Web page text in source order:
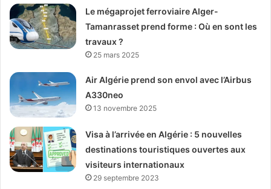
Le mégaprojet ferroviaire Alger-
Tamanrasset prend forme : Où en sont les
travaux ?
25 mars 2025
Air Algérie prend son envol avec l’Airbus
A330neo
13 novembre 2025
Visa à l’arrivée en Algérie : 5 nouvelles
destinations touristiques ouvertes aux
visiteurs internationaux
29 septembre 2023